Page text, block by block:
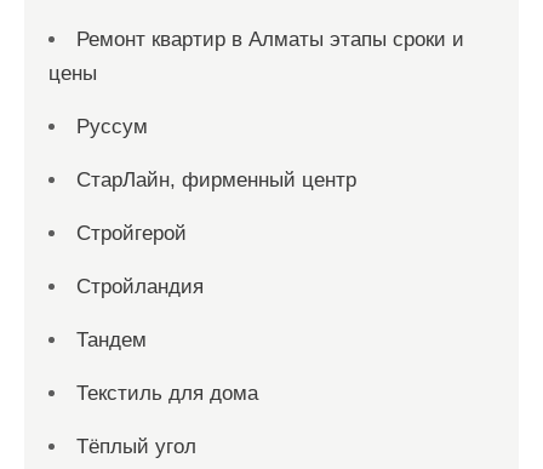
Ремонт квартир в Алматы этапы сроки и
цены
Руссум
СтарЛайн, фирменный центр
Стройгерой
Стройландия
Тандем
Текстиль для дома
Тёплый угол